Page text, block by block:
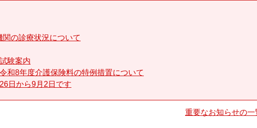
の診療状況について
験案内
和8年度介護保険料の特例措置について
日から9月2日です
重要なお知らせの一